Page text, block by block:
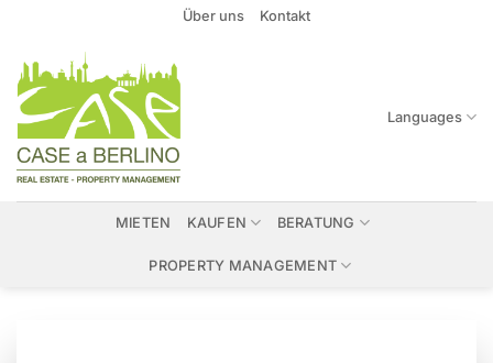
springen
Über uns Kontakt
Languages
MIETEN KAUFEN BERATUNG
PROPERTY MANAGEMENT